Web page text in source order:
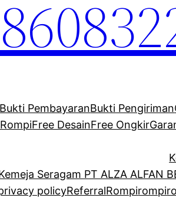
Bukti PembayaranBukti Pengiriman
Free DesainFree Ongkir
Seragam PT ALZA ALFAN
policyReferralRompirompi